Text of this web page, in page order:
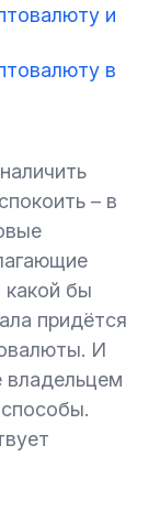
в
лучшие
и
в
– в
бы
придётся
И
владельцем